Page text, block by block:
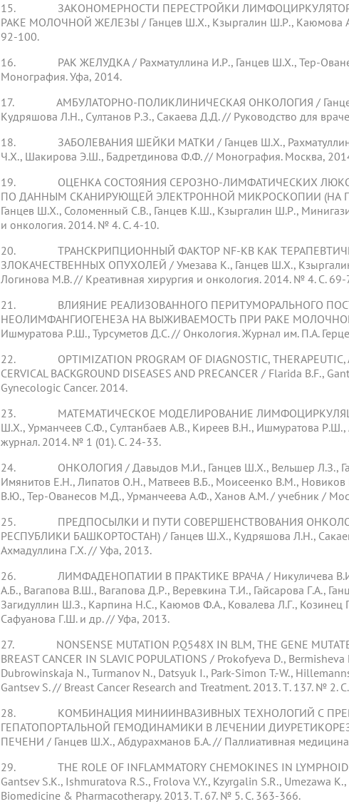
15. ЗАКОНОМЕРНОСТИ ПЕРЕСТРОЙКИ
РАКЕ МОЛОЧНОЙ ЖЕЛЕЗЫ / Ганцев Ш.Х., Кзыргалин Ш.Р., Каюмова
92-100.
16. РАК ЖЕЛУДКА / Рахматуллина И.Р., Ганцев Ш.Х., Тер-
Монография. Уфа, 2014.
17. АМБУЛАТОРНО-ПОЛИКЛИНИЧЕСКАЯ ОНКОЛОГИЯ / Ганцев
Кудряшова Л.Н., Султанов Р.З., Сакаева Д.Д. // Руководство для
18. ЗАБОЛЕВАНИЯ ШЕЙКИ МАТКИ / Ганцев Ш.Х., Рахматуллина
Ч.Х., Шакирова Э.Ш., Бадретдинова Ф.Ф. // Монография. Москва,
19. ОЦЕНКА СОСТОЯНИЯ СЕРОЗНО-ЛИМФАТИЧЕСКИХ
ПО ДАННЫМ СКАНИРУЮЩЕЙ ЭЛЕКТРОННОЙ МИКРОСКОПИИ (НА
Ганцев Ш.Х., Соломенный С.В., Ганцев К.Ш., Кзыргалин Ш.Р.,
и онкология. 2014. № 4. С. 4-10.
20. ТРАНСКРИПЦИОННЫЙ ФАКТОР NF-KB КАК
ЗЛОКАЧЕСТВЕННЫХ ОПУХОЛЕЙ / Умезава К., Ганцев Ш.Х.,
Логинова М.В. // Креативная хирургия и онкология. 2014. № 4. С. 69-
21. ВЛИЯНИЕ РЕАЛИЗОВАННОГО ПЕРИТУМОРАЛЬНОГО
НЕОЛИМФАНГИОГЕНЕЗА НА ВЫЖИВАЕМОСТЬ ПРИ РАКЕ МОЛОЧНОЙ
Ишмуратова Р.Ш., Турсуметов Д.С. // Онкология. Журнал им. П.А.
22. OPTIMIZATION PROGRAM OF DIAGNOSTIC, THERAPEUTIC,
CERVICAL BACKGROUND DISEASES AND PRECANCER / Flarida B.F.,
Gynecologic Cancer. 2014.
23. МАТЕМАТИЧЕСКОЕ МОДЕЛИРОВАНИЕ
Ш.Х., Урманчеев С.Ф., Султанбаев А.В., Киреев В.Н., Ишмуратова
журнал. 2014. № 1 (01). С. 24-33.
24. ОНКОЛОГИЯ / Давыдов М.И., Ганцев Ш.Х., Вельшер Л.З.,
Имянитов Е.Н., Липатов О.Н., Матвеев В.Б., Моисеенко В.М., Новиков
В.Ю., Тер-Ованесов М.Д., Урманчеева А.Ф., Ханов А.М. / учебник /
25. ПРЕДПОСЫЛКИ И ПУТИ СОВЕРШЕНСТВОВАНИЯ
РЕСПУБЛИКИ БАШКОРТОСТАН) / Ганцев Ш.Х., Кудряшова Л.Н.,
Ахмадуллина Г.Х. // Уфа, 2013.
26. ЛИМФАДЕНОПАТИИ В ПРАКТИКЕ ВРАЧА / Никуличева В.И.,
А.Б., Вагапова В.Ш., Вагапова Д.Р., Веревкина Т.И., Гайсарова Г.А.,
Загидуллин Ш.З., Карпина Н.С., Каюмов Ф.А., Ковалева Л.Г.,
Сафуанова Г.Ш. и др. // Уфа, 2013.
27. NONSENSE MUTATION P.Q548X IN BLM, THE GENE
BREAST CANCER IN SLAVIC POPULATIONS / Prokofyeva D.,
Dubrowinskaja N., Turmanov N., Datsyuk I., Park-Simon T.-W.,
Gantsev S. // Breast Cancer Research and Treatment. 2013. Т. 137. № 2.
28. КОМБИНАЦИЯ МИНИИНВАЗИВНЫХ ТЕХНОЛОГИЙ С
ГЕПАТОПОРТАЛЬНОЙ ГЕМОДИНАМИКИ В ЛЕЧЕНИИ
ПЕЧЕНИ / Ганцев Ш.Х., Абдурахманов Б.А. // Паллиативная
29. THE ROLE OF INFLAMMATORY CHEMOKINES IN LYMPHOID
Gantsev S.K., Ishmuratova R.S., Frolova V.Y., Kzyrgalin S.R., Umezawa
Biomedicine & Pharmacotherapy. 2013. Т. 67. № 5. С. 363-366.